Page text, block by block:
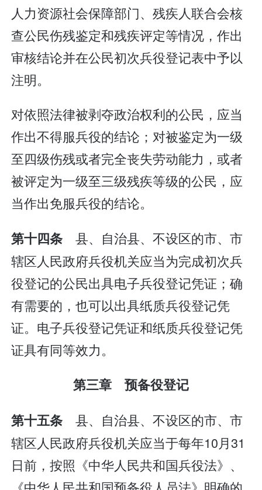
人力资源社会保障部门、残疾人联合会核
查公民伤残鉴定和残疾评定等情况，作出
审核结论并在公民初次兵役登记表中予以
注明。
对依照法律被剥夺政治权利的公民，应当
作出不得服兵役的结论；对被鉴定为一级
至四级伤残或者完全丧失劳动能力，或者
被评定为一级至三级残疾等级的公民，应
当作出免服兵役的结论。
第十四条县、自治县、不设区的市、市
辖区人民政府兵役机关应当为完成初次兵
役登记的公民出具电子兵役登记凭证；确
有需要的，也可以出具纸质兵役登记凭
证。电子兵役登记凭证和纸质兵役登记凭
证具有同等效力。
第三章 预备役登记
第十五条县、自治县、不设区的市、市
辖区人民政府兵役机关应当于每年10月31
日前，按照《中华人民共和国兵役法》、